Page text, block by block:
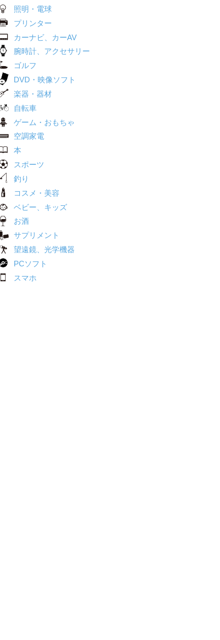
照明・電球
プリンター
カーナビ、カーAV
腕時計、アクセサリー
ゴルフ
DVD・映像ソフト
楽器・器材
自転車
ゲーム・おもちゃ
空調家電
本
スポーツ
釣り
コスメ・美容
ベビー、キッズ
お酒
サプリメント
望遠鏡、光学機器
PCソフト
スマホ